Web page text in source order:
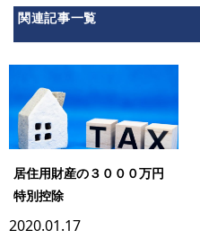
関連記事一覧
居住用財産の３０００万円
特別控除
2020.01.17